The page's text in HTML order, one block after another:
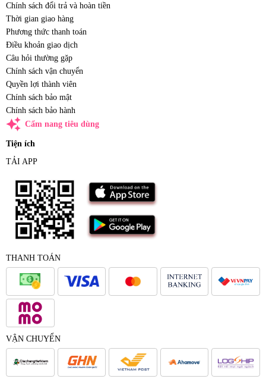
Chính sách đổi trả và hoàn tiền
Thời gian giao hàng
Phương thức thanh toán
Điều khoản giao dịch
Câu hỏi thường gặp
Chính sách vận chuyển
Quyền lợi thành viên
Chính sách bảo mật
Chính sách bảo hành
auto_awesome Cẩm nang tiêu dùng
Tiện ích
TẢI APP
THANH TOÁN
VẬN CHUYỂN